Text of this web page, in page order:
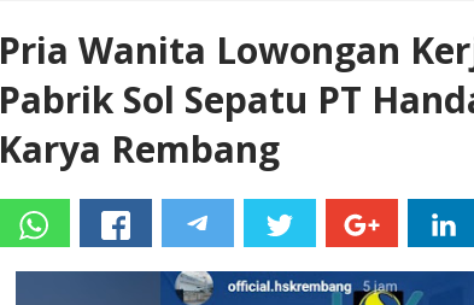
Pria Wanita Lowongan
Pabrik Sol Sepatu PT
Karya Rembang